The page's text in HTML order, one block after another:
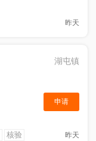
昨天
湖屯镇
申请
核验 昨天